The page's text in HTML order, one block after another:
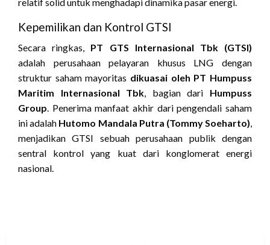
relatif solid untuk menghadapi dinamika pasar energi.
Kepemilikan dan Kontrol GTSI
Secara ringkas, PT GTS Internasional Tbk (GTSI)
adalah perusahaan pelayaran khusus LNG dengan
struktur saham mayoritas dikuasai oleh PT Humpuss
Maritim Internasional Tbk, bagian dari Humpuss
Group. Penerima manfaat akhir dari pengendali saham
ini adalah Hutomo Mandala Putra (Tommy Soeharto),
menjadikan GTSI sebuah perusahaan publik dengan
sentral kontrol yang kuat dari konglomerat energi
nasional.